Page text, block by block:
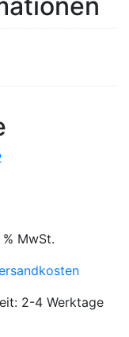
MwSt.
2-4 Werktage